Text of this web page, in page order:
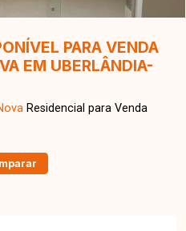
PARA VENDA
EM UBERLÂNDIA-
Residencial para Venda